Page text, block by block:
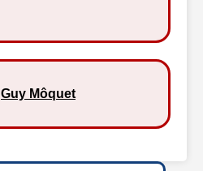
Guy Môquet